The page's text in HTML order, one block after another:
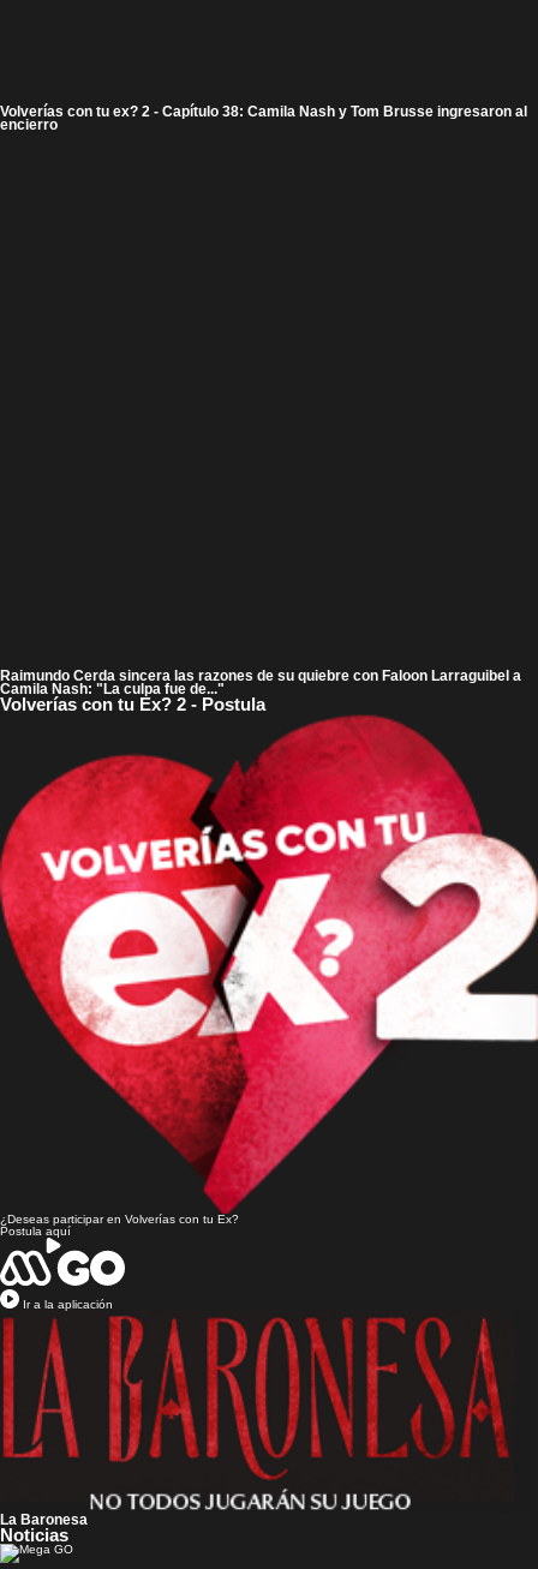
Volverías con tu ex? 2 - Capítulo 38: Camila Nash y Tom Brusse ingresaron al
encierro
Raimundo Cerda sincera las razones de su quiebre con Faloon Larraguibel a
Camila Nash: "La culpa fue de..."
Volverías con tu Ex? 2 - Postula
¿Deseas participar en Volverías con tu Ex?
Postula aquí
Ir a la aplicación
La Baronesa
Noticias